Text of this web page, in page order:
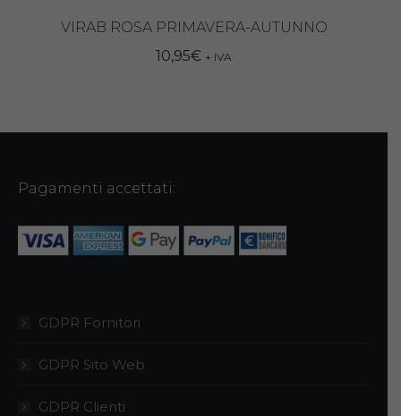
VIRAB ROSA PRIMAVERA-AUTUNNO
10,95€ + IVA
Pagamenti accettati:
GDPR Fornitori
GDPR Sito Web
GDPR Clienti